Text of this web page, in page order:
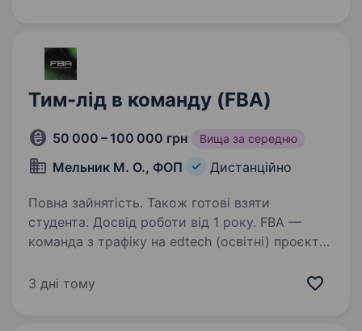
Тим-лід в команду (FBA)
50 000 – 100 000 грн Вища за середню
Мельник М. О., ФОП Дистанційно
Повна зайнятість. Також готові взяти
студента. Досвід роботи від 1 року. FBA —
команда з трафіку на edtech (освітні) проєкти,
ринку в Україні, Азії, Європі, США (Томас
3 дні тому